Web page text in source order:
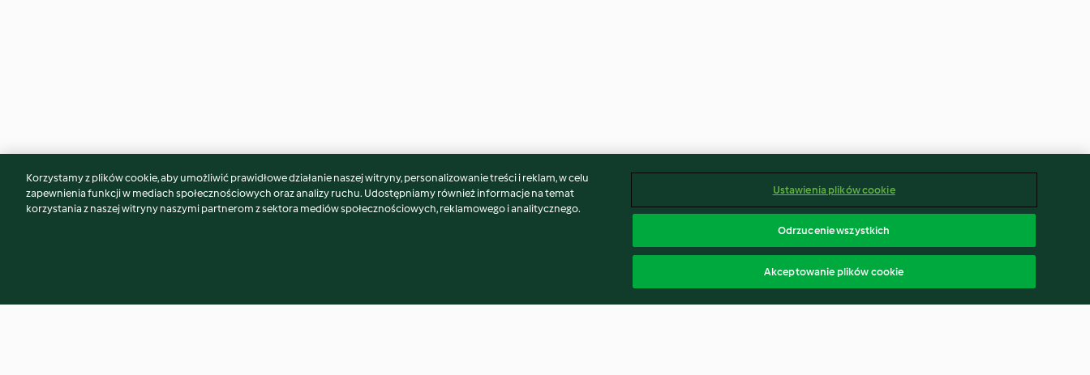
Może spodoba Ci się również...
Korzystamy z plików cookie, aby umożliwić prawidłowe działanie naszej witryny, personalizowanie treści i reklam, w celu
zapewnienia funkcji w mediach społecznościowych oraz analizy ruchu. Udostępniamy również informacje na temat
korzystania z naszej witryny naszymi partnerom z sektora mediów społecznościowych, reklamowego i analitycznego.
Ustawienia plików cookie
Odrzucenie wszystkich
Akceptowanie plików cookie